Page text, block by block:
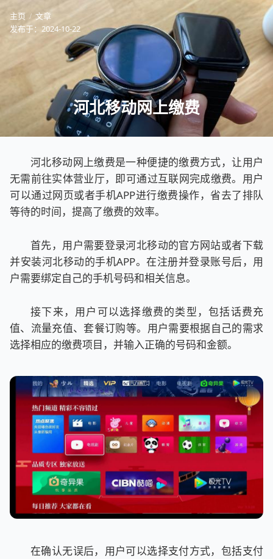
主页
文章
发布于： 2024-10-22
河北移动网上缴费
河北移动网上缴费是一种便捷的缴费方式，让用户
无需前往实体营业厅，即可通过互联网完成缴费。用户
可以通过网页或者手机APP进行缴费操作，省去了排队
等待的时间，提高了缴费的效率。
首先，用户需要登录河北移动的官方网站或者下载
并安装河北移动的手机APP。在注册并登录账号后，用
户需要绑定自己的手机号码和相关信息。
接下来，用户可以选择缴费的类型，包括话费充
值、流量充值、套餐订购等。用户需要根据自己的需求
选择相应的缴费项目，并输入正确的号码和金额。
在确认无误后，用户可以选择支付方式，包括支付